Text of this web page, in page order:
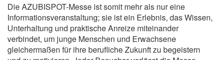
Die AZUBISPOT-Messe ist somit mehr als nur eine
Informationsveranstaltung; sie ist ein Erlebnis, das Wissen,
Unterhaltung und praktische Anreize miteinander
verbindet, um junge Menschen und Erwachsene
gleichermaßen für ihre berufliche Zukunft zu begeistern